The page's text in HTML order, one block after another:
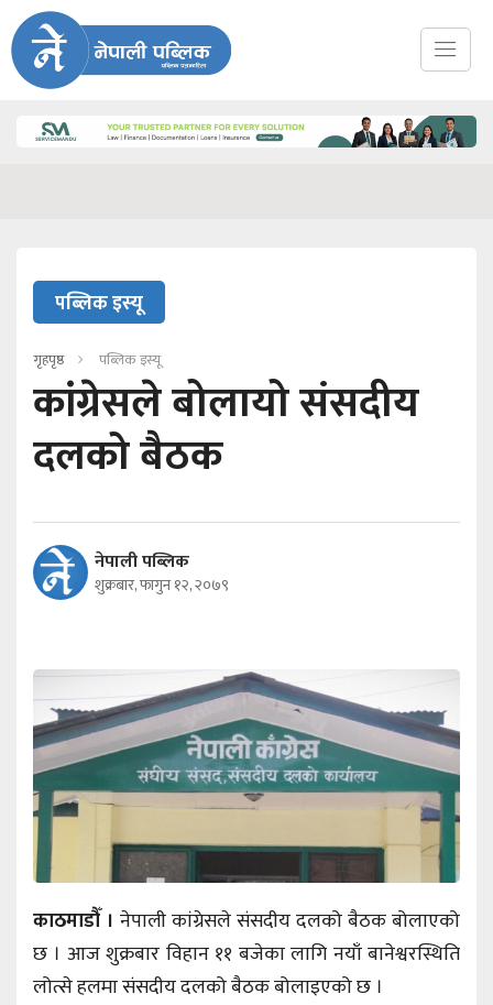
पब्लिक इस्यू
गृहपृष्ठ पब्लिक इस्यू
कांग्रेसले बोलायो संसदीय
दलको बैठक
नेपाली पब्लिक
शुक्रबार, फागुन १२, २०७९
काठमाडौँ । नेपाली कांग्रेसले संसदीय दलको बैठक बोलाएको
छ । आज शुक्रबार विहान ११ बजेका लागि नयाँ बानेश्वरस्थिति
लोत्से हलमा संसदीय दलको बैठक बोलाइएको छ ।